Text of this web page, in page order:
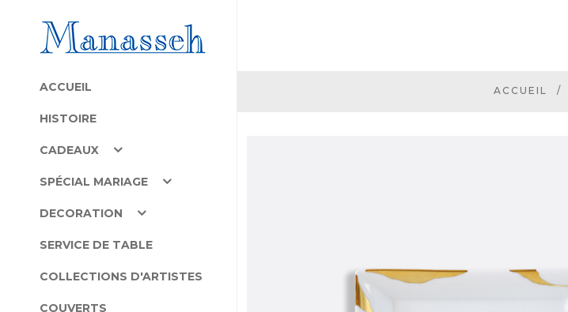
ACCUEIL
HISTOIRE
CADEAUX
SPÉCIAL MARIAGE
DECORATION
SERVICE DE TABLE
COLLECTIONS D'ARTISTES
COUVERTS
ACCUEIL